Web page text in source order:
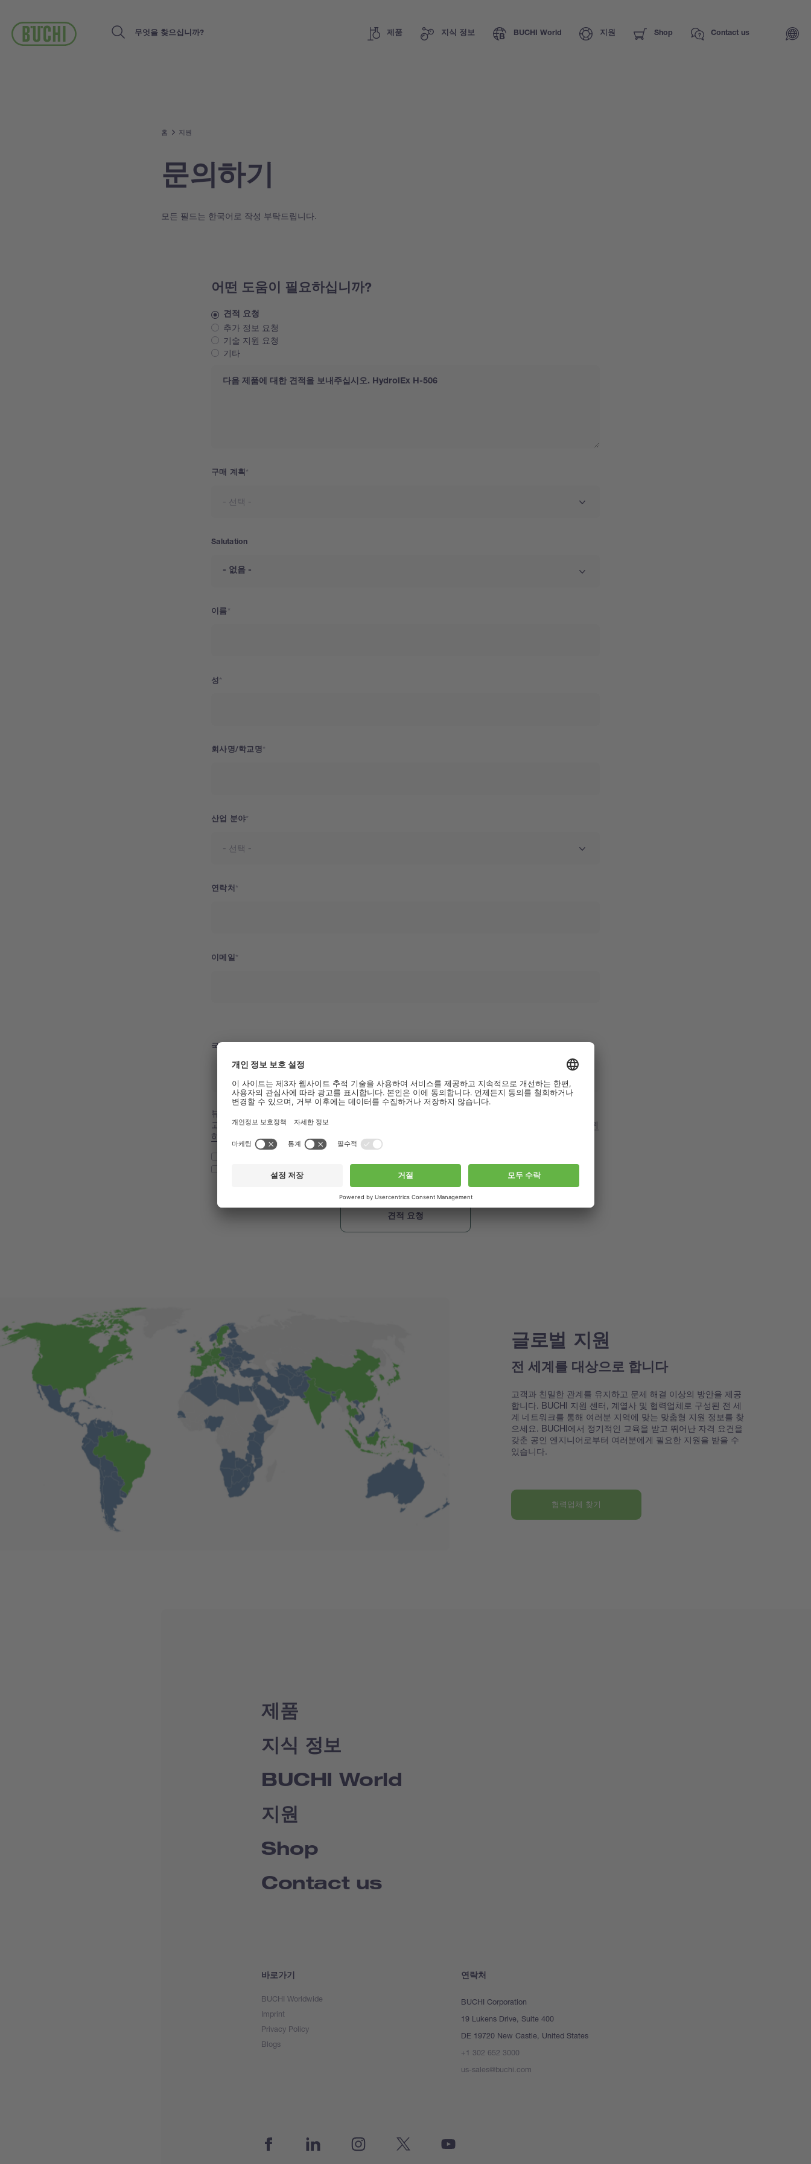
Search
제품 지식 정보 BUCHI World 지원 Shop Contact us
홈 지원
문의하기
모든 필드는 한국어로 작성 부탁드립니다.
어떤 도움이 필요하십니까?
견적 요청
추가 정보 요청
기술 지원 요청
기타
구매 계획
Salutation
이름
성
회사명/학교명
산업 분야
연락처
이메일
국가
뷰키코리아는 어플리케이션 노트, 가이드북, 웨비나 및 세미나 관련 안내 메일 등 다양한 정보를 제공하
고 있습니다. 따라서 이메일 발송을 위해 개인 정보 동의를 요청드립니다.
개인 정보 보호 정책을 통해 귀
하의 개인 정보 사용 및 처리 방법을 확인하실 수 있습니다
www.buchi.com에서 마케팅 자료를 보내는 것을 허용합니다.
글로벌 지원
전 세계를 대상으로 합니다
고객과 친밀한 관계를 유지하고 문제 해결 이상의 방안을 제공
합니다. BUCHI 지원 센터, 계열사 및 협력업체로 구성된 전 세
계 네트워크를 통해 여러분 지역에 맞는 맞춤형 지원 정보를 찾
으세요. BUCHI에서 정기적인 교육을 받고 뛰어난 자격 요건을
갖춘 공인 엔지니어로부터 여러분에게 필요한 지원을 받을 수
있습니다.
협력업체 찾기
제품
지식 정보
BUCHI World
지원
Shop
Contact us
바로가기
BUCHI Worldwide
Imprint
Privacy Policy
Blogs
연락처
BUCHI Corporation
19 Lukens Drive, Suite 400
DE 19720 New Castle, United States
+1 302 652 3000
us-sales@buchi.com